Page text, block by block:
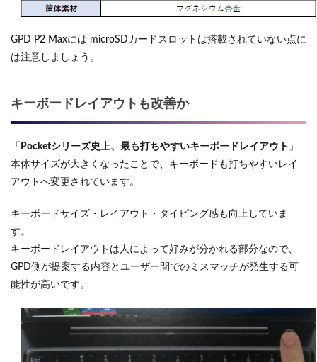
GPD P2 Maxには microSDカードスロットは搭載されていない点に
は注意しましょう。
キーボードレイアウトも改善か
「 Pocketシリーズ史上、最も打ちやすいキーボードレイアウト 」
本体サイズが大きくなったことで、キーボードも打ちやすいレイ
アウトへ変更されています。
キーボードサイズ・レイアウト・タイピング感も向上していま
す。
キーボードレイアウトは人によって好みが分かれる部分なので、
GPD側が提案する内容とユーザー間でのミスマッチが発生する可
能性が高いです。